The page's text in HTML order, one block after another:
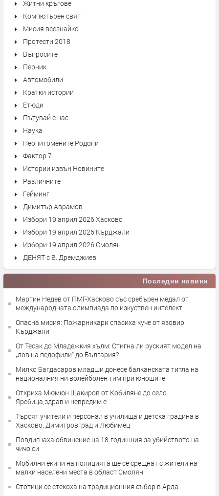
Житни кръгове
Компютърен свят
Мисия всезнайко
Протести 2018
Въпросите
Перник
Автомобили
Кратки истории
Етюди
Пътувай с нас
Наука
Неопитомените Родопи
Фактор 7
Истории извън Новините
Различните
Гейминг
Димитър Аврамов
Избори 19 април 2026 Хасково
Избори 19 април 2026 Кърджали
Избори 19 април 2026 Смолян
ДЕНЯТ с В. Дремджиев
Последни новини
Мартин Недев от ПМГ-Хасково със сребърен медал от
международната олимпиада по изкуствен интелект
Опасна мисия: Пожарникари спасиха куче от язовир
Кърджали
От Тесак до Младежкия хълм: Стигна ли руският модел на
„лов на педофили“ до България?
Милко Багдасаров младши донесе балканската титла на
националния ни волейболен тим при юношите
Откриха Мюмюн Шакиров от Кобиляне до село
Яребица,здрав и невредим е
Търсят учители и персонал в училища и детска градина в
Хасково, Димитровград и Любимец
Повдигнаха обвинение на 18-годишния за убийството на
чичо си
Мобилни екипи на полицията ще се срещнат с жители на
малки населени места в област Смолян
Стотици се стекоха на традиционния събор в Арда